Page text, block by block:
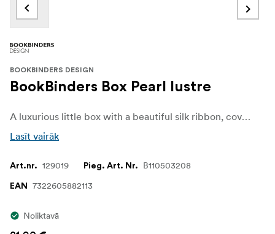
BOOKBINDERS DESIGN
BookBinders Box Pearl lustre
A luxurious little box with a beautiful silk ribbon, covered in classic bookbinding fabric in a lovley light pearl/gold lustre color.
Lasīt vairāk
Art.nr. 129019 Pieg. Art. Nr. B110503208
EAN 7322605882113
Noliktavā